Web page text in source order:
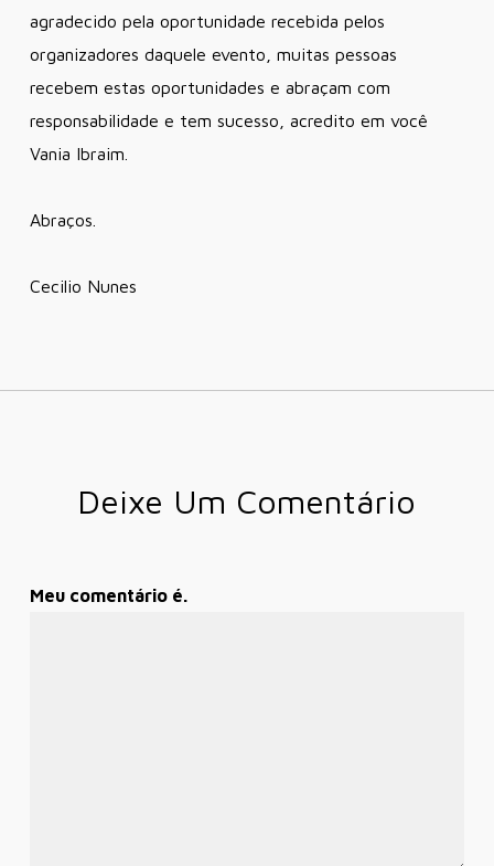
agradecido pela oportunidade recebida pelos
organizadores daquele evento, muitas pessoas
recebem estas oportunidades e abraçam com
responsabilidade e tem sucesso, acredito em você
Vania Ibraim.
Abraços.
Cecilio Nunes
Deixe Um Comentário
Meu comentário é.